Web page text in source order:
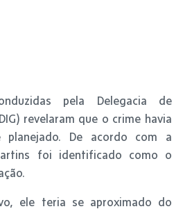
pela Delegacia de
revelaram que o crime havia
planejado. De acordo com a
foi identificado como o
ele teria se aproximado do